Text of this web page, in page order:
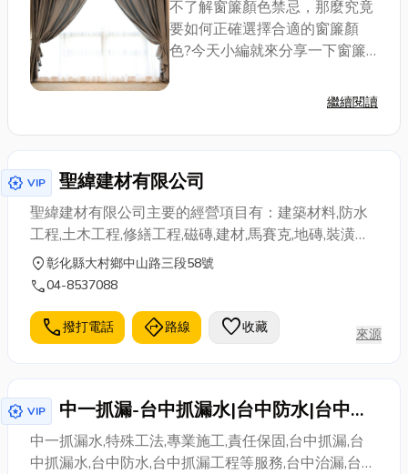
這！
不了解窗簾顏色禁忌，那麼究竟
要如何正確選擇合適的窗簾顏
色?今天小編就來分享一下窗簾
薦，還會有客廳窗簾推薦等等整
就來看看這篇窗簾安裝選購指
繼續閱讀
award_star VIP 聖緯建材有限公司
聖緯建材有限公司主要的經營項目有：建築材料,防水
工程,土木工程,修繕工程,磁磚,建材,馬賽克,地磚,裝潢材
料,黏著劑,益膠泥,批發經銷。
location_on彰化縣大村鄉中山路三段58號
call04-8537088
call撥打電話 directions路線 favorite收藏 來源
award_star VIP
中一抓漏-台中抓漏水|台中防水|台中抓
漏水|台中治漏|台中防漏|高壓止漏|管線
止漏|浴室整修
中一抓漏水,特殊工法,專業施工,責任保固,台中抓漏,台
中抓漏水,台中防水,台中抓漏工程等服務,台中治漏,台中